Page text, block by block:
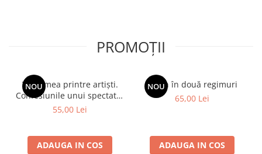
PROMOȚII
NOU
Viața mea printre artiști.
Confesiunile unui spectator
fidel
55,00 Lei
ADAUGA IN COS
NOU
Spion în două regimuri
65,00 Lei
ADAUGA IN COS